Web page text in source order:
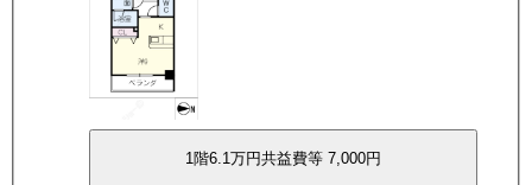
1 階6.1万円共益費等 7,000円